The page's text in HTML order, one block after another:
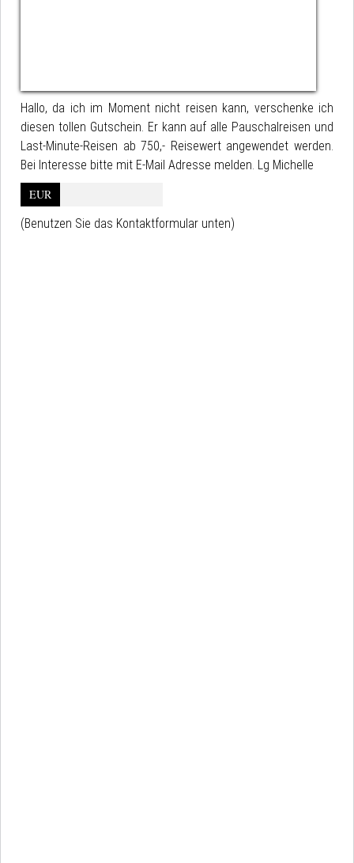
Hallo, da ich im Moment nicht reisen kann, verschenke ich
diesen tollen Gutschein. Er kann auf alle Pauschalreisen und
Last-Minute-Reisen ab 750,- Reisewert angewendet werden.
Bei Interesse bitte mit E-Mail Adresse melden. Lg Michelle
EUR
(Benutzen Sie das Kontaktformular unten)